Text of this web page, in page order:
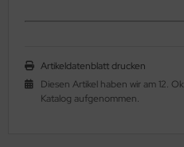
Artikeldatenblatt drucken
Diesen Artikel haben wir am 12.
Katalog aufgenommen.